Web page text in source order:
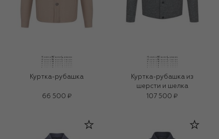
Куртка-рубашка
66 500 ₽
Куртка-рубашка из
шерсти и шелка
107 500 ₽